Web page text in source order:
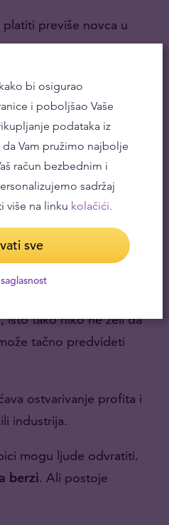
previše novca u
bili:
da pada kiša;
na posao;
je hedžing i zašto je
isto tako niko ne želi da
tačno predvideti
ostvarivanje profita i
industrija.
mogu ljude odvratiti.
berzi. Ali postoje
bi osigurao
i poboljšao Vaše
podataka iz
Vam pružimo najbolje
račun bezbednim i
sadržaj
više na linku kolačići.
sve